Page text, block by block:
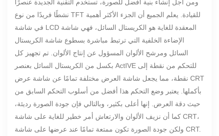
ومن أجل إنشاء بنية أفضل للصورة، تستخدم التقنية الجديدة عنصرًا
نشطًا فريدًا من نوع TFT للقيادة. يعلم الجميع أن الجزء الأكثر أهمية
في شاشة LCD المعقدة للغاية هو الكريستال السائل، فهي شاشة
الإضاءة الخلفية التي ترتبط مباشرة بسطوع شاشة الكريستال
السائل ومرشح الألوان المسؤول عن إنتاج الألوان. تم تجهيز كل
بكسل من الكريستال السائل بعنصر ActIVE للتحكم من نقطة إلى
نقطة، مما يجعل شاشة العرض مختلفة تمامًا عن شاشة عرض CRT
بأكملها. يعتبر وضع التحكم هذا أفضل من أسلوب التحكم السابق من
حيث دقة العرض. إنها أعلى بكثير، وبالتالي فإن جودة الصورة رديئة،
كما أن نزيف الألوان والارتعاش أمر خطير للغاية على شاشة CRT،
ولكن جودة الصورة تكون ممتعة تمامًا عند عرضها على شاشة CRT.